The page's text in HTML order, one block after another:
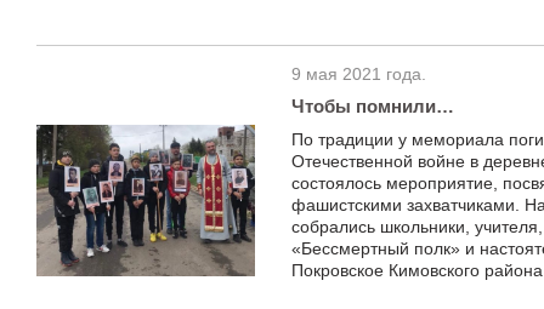
9 мая 2021 года.
Чтобы помнили…
По традиции у мемориала
Отечественной войне в
состоялось мероприятие,
фашистскими захватчиками.
собрались школьники,
«Бессмертный полк» и
Покровское Кимовского